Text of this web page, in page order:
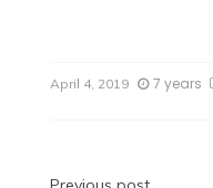
April 4, 2019 7 years